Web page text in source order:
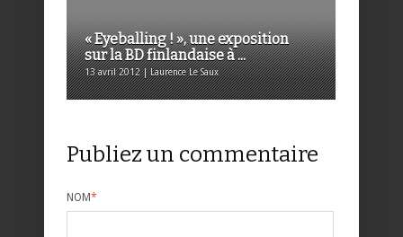
« Eyeballing ! », une exposition
sur la BD finlandaise à ...
13 avril 2012 | Laurence Le Saux
Publiez un commentaire
NOM*